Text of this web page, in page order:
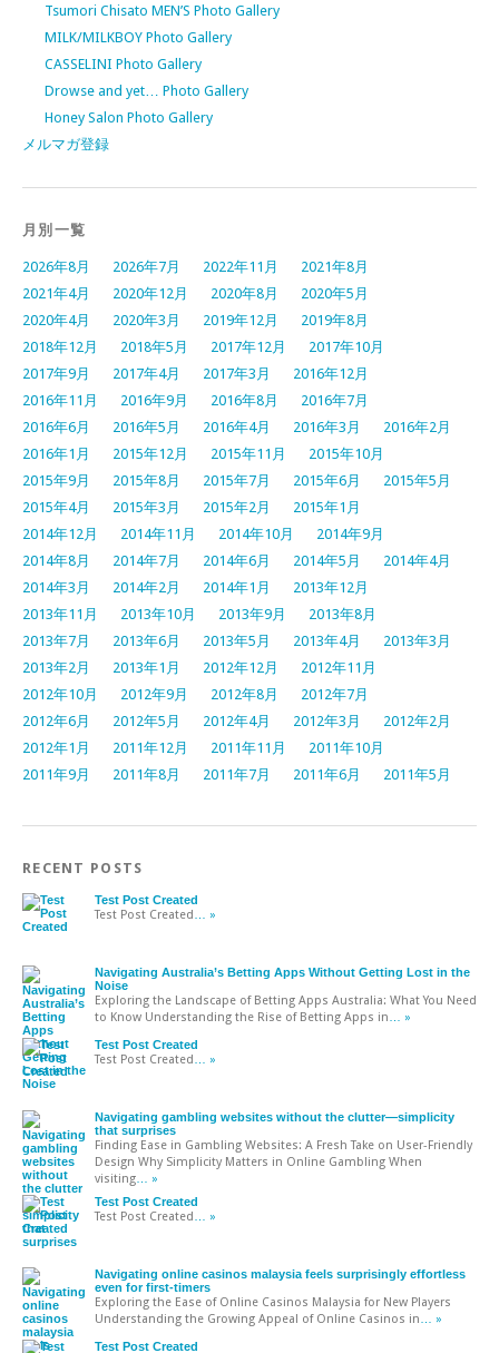
Tsumori Chisato MEN’S Photo Gallery
MILK/MILKBOY Photo Gallery
CASSELINI Photo Gallery
Drowse and yet… Photo Gallery
Honey Salon Photo Gallery
メルマガ登録
月別一覧
2026年8月 2026年7月 2022年11月
2021年8月
2021年4月
2020年12月 2020年8月
2020年5月
2020年4月
2020年3月 2019年12月
2019年8月
2018年12月
2018年5月 2017年12月
2017年10月
2017年9月
2017年4月 2017年3月
2016年12月
2016年11月
2016年9月 2016年8月
2016年7月
2016年6月
2016年5月 2016年4月 2016年3月
2016年2月
2016年1月
2015年12月 2015年11月
2015年10月
2015年9月
2015年8月 2015年7月 2015年6月
2015年5月
2015年4月
2015年3月 2015年2月
2015年1月
2014年12月
2014年11月 2014年10月
2014年9月
2014年8月
2014年7月 2014年6月 2014年5月
2014年4月
2014年3月
2014年2月 2014年1月
2013年12月
2013年11月
2013年10月 2013年9月
2013年8月
2013年7月
2013年6月 2013年5月 2013年4月
2013年3月
2013年2月
2013年1月 2012年12月
2012年11月
2012年10月
2012年9月 2012年8月
2012年7月
2012年6月
2012年5月 2012年4月 2012年3月
2012年2月
2012年1月
2011年12月 2011年11月
2011年10月
2011年9月
2011年8月 2011年7月 2011年6月 2011年5月
RECENT POSTS
Test Post Created
Test Post Created … »
Navigating Australia’s Betting Apps Without Getting Lost in the
Noise
Exploring the Landscape of Betting Apps Australia: What You Need
to Know Understanding the Rise of Betting Apps in … »
Test Post Created
Test Post Created … »
Navigating gambling websites without the clutter—simplicity
that surprises
Finding Ease in Gambling Websites: A Fresh Take on User-Friendly
Design Why Simplicity Matters in Online Gambling When
visiting … »
Test Post Created
Test Post Created … »
Navigating online casinos malaysia feels surprisingly effortless
even for first-timers
Exploring the Ease of Online Casinos Malaysia for New Players
Understanding the Growing Appeal of Online Casinos in … »
Test Post Created